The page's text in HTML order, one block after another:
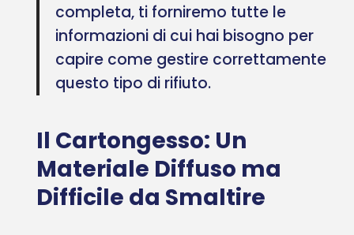
completa, ti forniremo tutte le
informazioni di cui hai bisogno per
capire come gestire correttamente
questo tipo di rifiuto.
Il Cartongesso: Un
Materiale Diffuso ma
Difficile da Smaltire